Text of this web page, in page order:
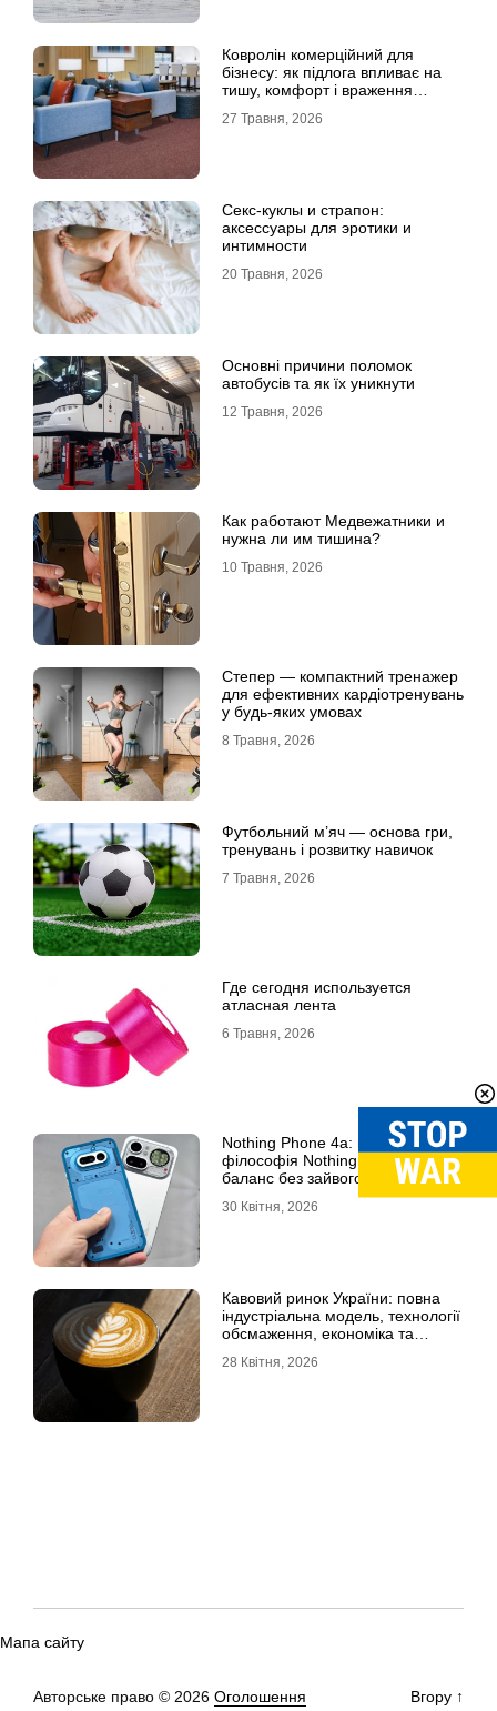
Ковролін комерційний для
бізнесу: як підлога впливає на
тишу, комфорт і враження
27 Травня, 2026
Секс-куклы и страпон:
аксессуары для эротики и
интимности
20 Травня, 2026
Основні причини поломок
автобусів та як їх уникнути
12 Травня, 2026
Как работают Медвежатники и
нужна ли им тишина?
10 Травня, 2026
Степер — компактний тренажер
для ефективних кардіотренувань
у будь-яких умовах
8 Травня, 2026
Футбольний м’яч — основа гри,
тренувань і розвитку навичок
7 Травня, 2026
Где сегодня используется
атласная лента
6 Травня, 2026
Nothing Phone 4a: нова
філософія Nothing Phone –
баланс без зайвого
30 Квітня, 2026
Кавовий ринок України: повна
індустріальна модель, технології
обсмаження, економіка та
28 Квітня, 2026
Мапа сайту
Авторське право © 2026 Оголошення
Вгору ↑